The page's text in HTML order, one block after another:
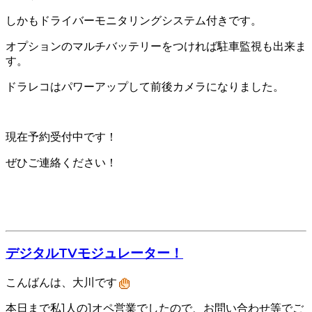
しかもドライバーモニタリングシステム付きです。
オプションのマルチバッテリーをつければ駐車監視も出来ま
す。
ドラレコはパワーアップして前後カメラになりました。
現在予約受付中です！
ぜひご連絡ください！
デジタルTVモジュレーター！
こんばんは、大川です
本日まで私1人の1オペ営業でしたので、お問い合わせ等でご